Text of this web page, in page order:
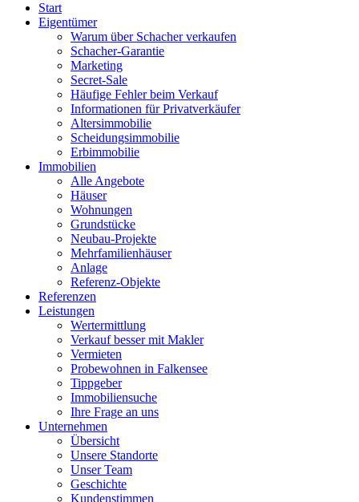
Start
Eigentümer
Warum über Schacher verkaufen
Schacher-Garantie
Marketing
Secret-Sale
Häufige Fehler beim Verkauf
Informationen für Privatverkäufer
Altersimmobilie
Scheidungsimmobilie
Erbimmobilie
Immobilien
Alle Angebote
Häuser
Wohnungen
Grundstücke
Neubau-Projekte
Mehrfamilienhäuser
Anlage
Referenz-Objekte
Referenzen
Leistungen
Wertermittlung
Verkauf besser mit Makler
Vermieten
Probewohnen in Falkensee
Tippgeber
Immobiliensuche
Ihre Frage an uns
Unternehmen
Übersicht
Unsere Standorte
Unser Team
Geschichte
Kundenstimmen